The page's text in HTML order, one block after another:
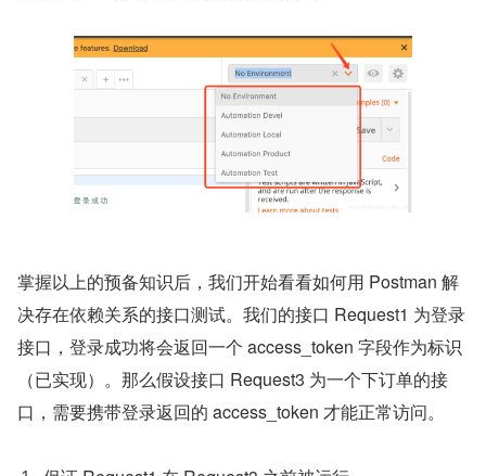
掌握以上的预备知识后，我们开始看看如何用 Postman 解
决存在依赖关系的接口测试。我们的接口 Request1 为登录
接口，登录成功将会返回一个 access_token 字段作为标识
（已实现）。那么假设接口 Request3 为一个下订单的接
口，需要携带登录返回的 access_token 才能正常访问。